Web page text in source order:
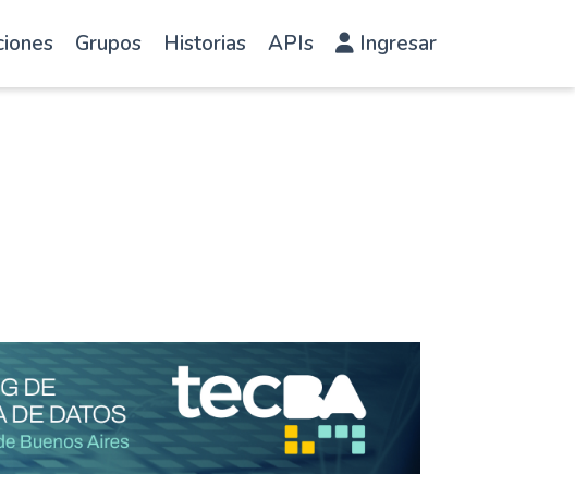
Grupos Historias APIs Ingresar